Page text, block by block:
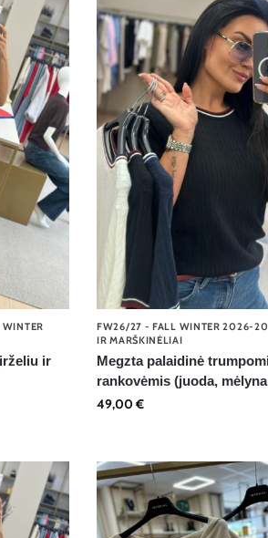
ir
FW26/27 - FALL WINTER 2026-
IR MARŠKINĖLIAI
Megzta palaidinė
rankovėmis (juoda,
49,00€